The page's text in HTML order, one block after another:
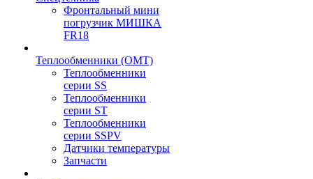
Фронтальный мини
погрузчик МИШКА
FR18
Теплообменники (OMT)
Теплообменники
серии SS
Теплообменники
серии ST
Теплообменники
серии SSPV
Датчики температуры
Запчасти